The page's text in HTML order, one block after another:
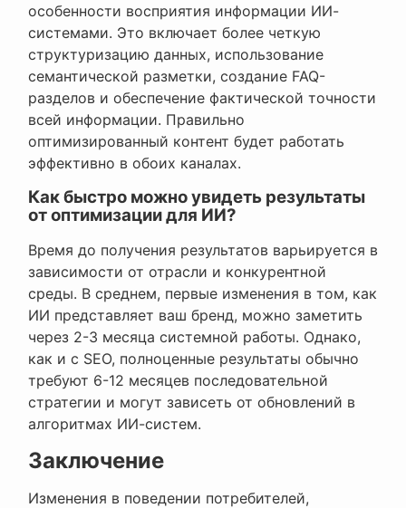
особенности восприятия информации ИИ-
системами. Это включает более четкую
структуризацию данных, использование
семантической разметки, создание FAQ-
разделов и обеспечение фактической точности
всей информации. Правильно
оптимизированный контент будет работать
эффективно в обоих каналах.
Как быстро можно увидеть результаты
от оптимизации для ИИ?
Время до получения результатов варьируется в
зависимости от отрасли и конкурентной
среды. В среднем, первые изменения в том, как
ИИ представляет ваш бренд, можно заметить
через 2-3 месяца системной работы. Однако,
как и с SEO, полноценные результаты обычно
требуют 6-12 месяцев последовательной
стратегии и могут зависеть от обновлений в
алгоритмах ИИ-систем.
Заключение
Изменения в поведении потребителей,